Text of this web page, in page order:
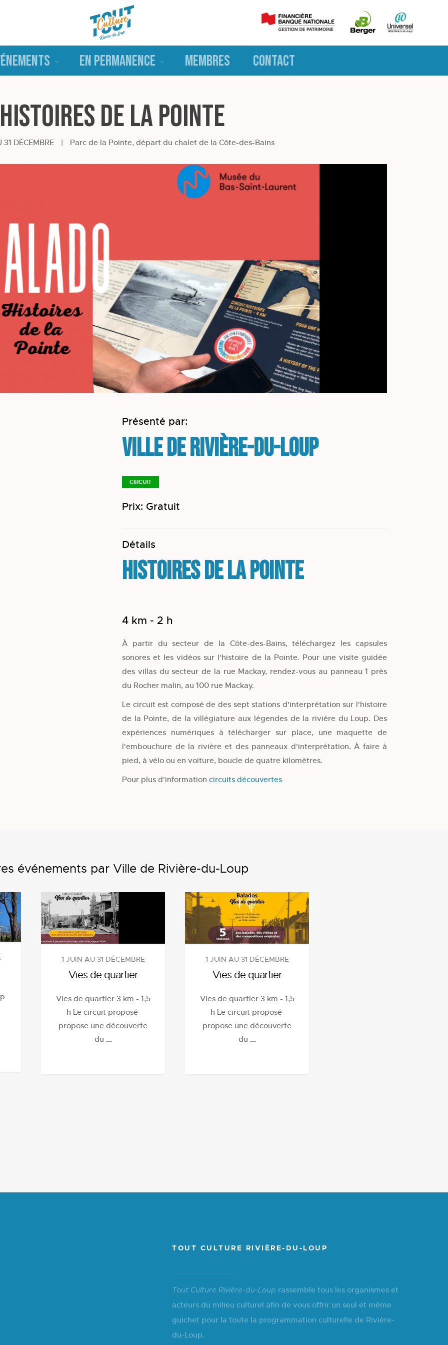
EN PERMANENCE MEMBRES CONTACT
de la Pointe
31 DÉCEMBRE | Parc de la Pointe, départ du chalet de la Côte-des-Bains
Présenté par:
Ville de Rivière-du-Loup
CIRCUIT
Prix: Gratuit
Détails
Histoires de la Pointe
4 km - 2 h
À partir du secteur de la Côte-des-Bains, téléchargez les capsules
sonores et les vidéos sur l'histoire de la Pointe. Pour une visite guidée
des villas du secteur de la rue Mackay, rendez-vous au panneau 1 près
du Rocher malin, au 100 rue Mackay.
Le circuit est composé de des sept stations d'interprétation sur l'histoire
de la Pointe, de la villégiature aux légendes de la rivière du Loup. Des
expériences numériques à télécharger sur place, une maquette de
l'embouchure de la rivière et des panneaux d'interprétation. À faire à
pied, à vélo ou en voiture, boucle de quatre kilomètres.
Pour plus d'information circuits découvertes
événements par Ville de Rivière-du-Loup
1 JUIN AU 31 DÉCEMBRE
Vies de quartier
Vies de quartier 3 km - 1,5
h Le circuit proposé
propose une découverte
du ...
1 JUIN AU 31 DÉCEMBRE
Vies de quartier
Vies de quartier 3 km - 1,5
h Le circuit proposé
propose une découverte
du ...
TOUT CULTURE RIVIÈRE-DU-LOUP
Tout Culture Rivière-du-Loup rassemble tous les organismes et
acteurs du milieu culturel afin de vous offrir un seul et même
guichet pour la toute la programmation culturelle de Rivière-
du-Loup.